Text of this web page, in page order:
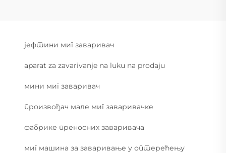
јефтини миг заваривач
aparat za zavarivanje na luku na prodaju
мини миг заваривач
произвођач мале миг заваривачке
фабрике преносних заваривача
миг машина за заваривање у оптерећењу